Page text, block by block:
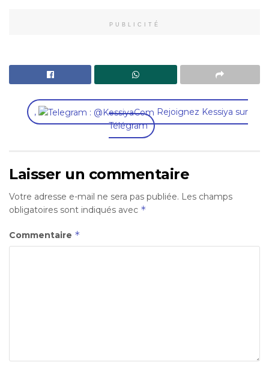
PUBLICITÉ
,
Rejoignez Kessiya sur
Télégram
Laisser un commentaire
Votre adresse e-mail ne sera pas publiée. Les champs
obligatoires sont indiqués avec *
Commentaire *